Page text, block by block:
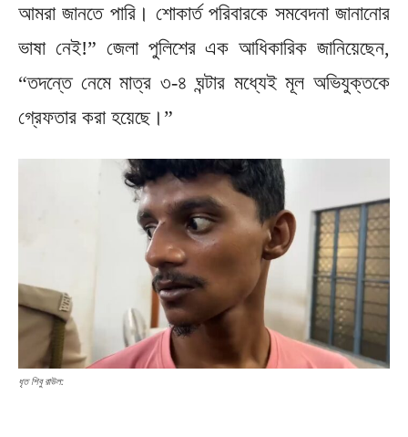
আমরা জানতে পারি। শোকার্ত পরিবারকে সমবেদনা জানানোর
ভাষা নেই!” জেলা পুলিশের এক আধিকারিক জানিয়েছেন,
“তদন্তে নেমে মাত্র ৩-৪ ঘন্টার মধ্যেই মূল অভিযুক্তকে
গ্রেফতার করা হয়েছে।”
ধৃত শিবু রাউল: